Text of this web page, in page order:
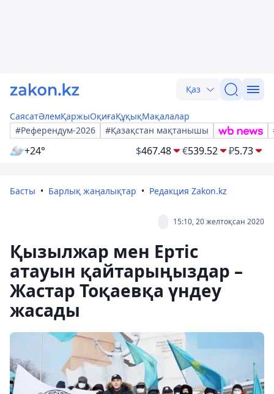
Қаз
СаясатӘлемҚаржыОқиғаҚұқықМақалалар
#Референдум-2026
#Қазақстан мақтанышы
+24° $467.48 €539.52 ₽5.73
Басты Барлық жаңалықтар Редакция Zakon.kz
15:10, 20 желтоқсан 2020
Қызылжар мен Ертіс
атауын қайтарыңыздар –
Жастар Тоқаевқа үндеу
жасады